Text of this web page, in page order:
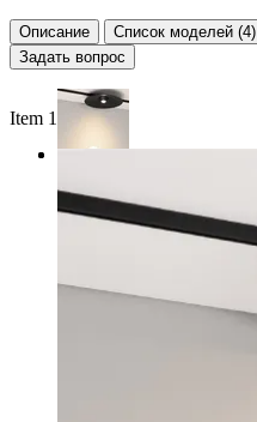
Описание
Список моделей (4)
Задать вопрос
Item 1 of 2